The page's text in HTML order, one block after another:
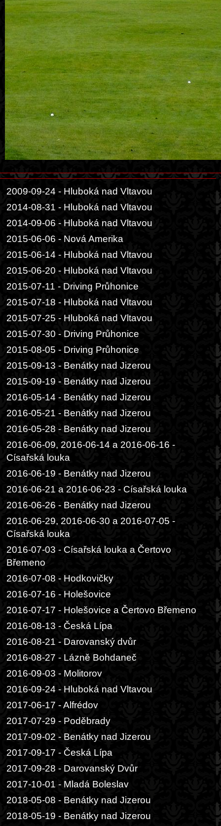
2009-09-24 - Hluboká nad Vltavou
2014-08-31 - Hluboká nad Vltavou
2014-09-06 - Hluboká nad Vltavou
2015-06-06 - Nová Amerika
2015-06-14 - Hluboká nad Vltavou
2015-06-20 - Hluboká nad Vltavou
2015-07-11 - Driving Průhonice
2015-07-18 - Hluboká nad Vltavou
2015-07-25 - Hluboká nad Vltavou
2015-07-30 - Driving Průhonice
2015-08-05 - Driving Průhonice
2015-09-13 - Benátky nad Jizerou
2015-09-19 - Benátky nad Jizerou
2016-05-14 - Benátky nad Jizerou
2016-05-21 - Benátky nad Jizerou
2016-05-28 - Benátky nad Jizerou
2016-06-09, 2016-06-14 a 2016-06-16 -
Císařská louka
2016-06-19 - Benátky nad Jizerou
2016-06-21 a 2016-06-23 - Císařská louka
2016-06-26 - Benátky nad Jizerou
2016-06-29, 2016-06-30 a 2016-07-05 -
Císařská louka
2016-07-03 - Císařská louka a Čertovo
Břemeno
2016-07-08 - Hodkovičky
2016-07-16 - Holešovice
2016-07-17 - Holešovice a Čertovo Břemeno
2016-08-13 - Česká Lípa
2016-08-21 - Darovanský dvůr
2016-08-27 - Lázně Bohdaneč
2016-09-03 - Molitorov
2016-09-24 - Hluboká nad Vltavou
2017-06-17 - Alfrédov
2017-07-29 - Poděbrady
2017-09-02 - Benátky nad Jizerou
2017-09-17 - Česká Lípa
2017-09-28 - Darovanský Dvůr
2017-10-01 - Mladá Boleslav
2018-05-08 - Benátky nad Jizerou
2018-05-19 - Benátky nad Jizerou